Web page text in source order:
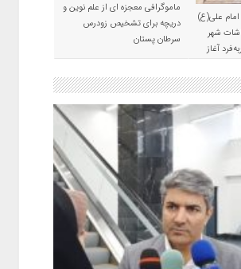
علی(ع)
شهر
آغاز
ماموگرافی معجزه ای از علم نوین و
دریچه برای تشخیص زودرس
سرطان پستان